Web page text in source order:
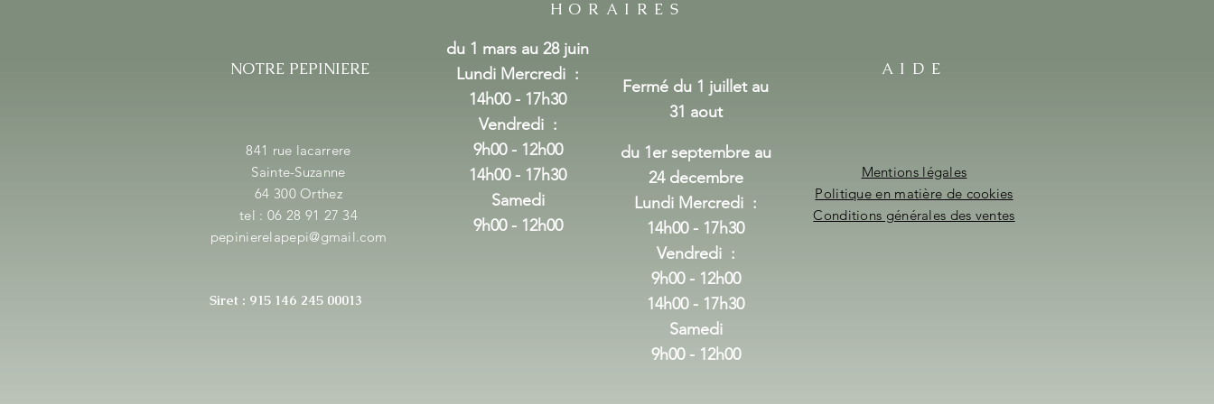
NOTRE PEPINIERE
HORAIRES
841 rue lacarrere
Sainte-Suzanne
64 300 Orthez
tel : 06 28 91 27 34
pepinierelapepi@gmail.com
du 1 mars au 28 juin
Lundi Mercredi :
14h00 - 17h30
Vendredi :
9h00 - 12h00
14h00 - 17h30
Samedi
9h00 - 12h00
Siret : 915 146 245 00013
du 1er septembre au
24 decembre
Lundi Mercredi :
14h00 - 17h30
Vendredi :
9h00 - 12h00
14h00 - 17h30
Samedi
9h00 - 12h00
Fermé du 1 juillet au
31 aout
AIDE
Mentions légales
Politique en matière de cookies
Conditions générales des ventes